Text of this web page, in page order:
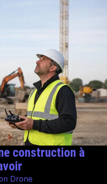
construction à
Drone